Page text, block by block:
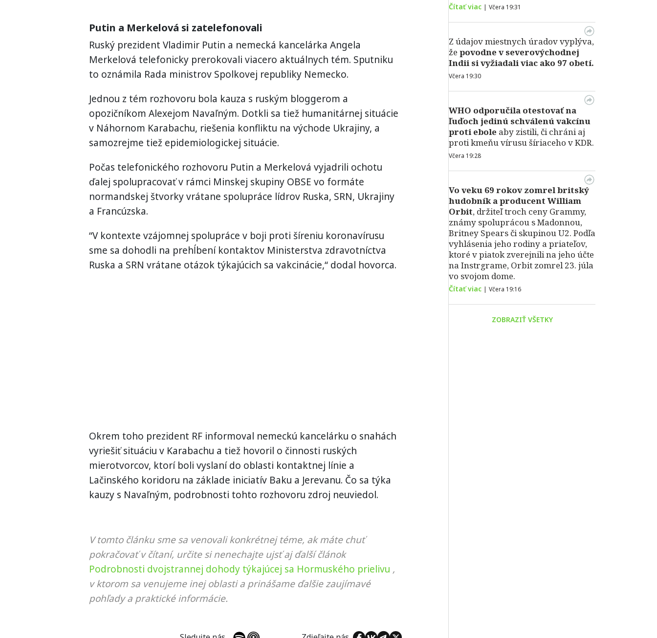
Putin a Merkelová si zatelefonovali
Ruský prezident Vladimir Putin a nemecká kancelárka Angela
Merkelová telefonicky prerokovali viacero aktuálnych tém. Sputniku
to oznámila Rada ministrov Spolkovej republiky Nemecko.
Jednou z tém rozhovoru bola kauza s ruským bloggerom a
opozičníkom Alexejom Navaľným. Dotkli sa tiež humanitárnej situácie
v Náhornom Karabachu, riešenia konfliktu na východe Ukrajiny, a
samozrejme tiež epidemiologickej situácie.
Počas telefonického rozhovoru Putin a Merkelová vyjadrili ochotu
ďalej spolupracovaťv rámci Minskej skupiny OBSE vo formáte
normandskej štvorkyvrátane spolupráce lídrov Ruska, SRN, Ukrajiny
a Francúzska.
“V kontexte vzájomnej spolupráce v boji proti šíreniu koronavírusu
sme sa dohodli na prehĺbení kontaktov Ministerstva zdravotníctva
Ruska a SRN vrátane otázok týkajúcich sa vakcinácie,“ dodal hovorca.
Okrem toho prezident RF informoval nemeckú kancelárku o snahách
vyriešiť situáciu v Karabachu a tiež hovoril o činnosti ruských
mierotvorcov, ktorí boli vyslaní do oblasti kontaktnej línie a
Lačinského koridoru na základe iniciatív Baku a Jerevanu. Čo sa týka
kauzy s Navaľným, podrobnosti tohto rozhovoru zdroj neuviedol.
V tomto článku sme sa venovali konkrétnej téme, ak máte chuť
pokračovať v čítaní, určite si nenechajte ujsť aj ďalší článok
Podrobnosti dvojstrannej dohody týkajúcej sa Hormuského prielivu ,
v ktorom sa venujeme inej oblasti a prinášame ďalšie zaujímavé
pohľady a praktické informácie.
Čítať viac | Včera 19:31
Z údajov miestnych úradov vyplýva,
že povodne v severovýchodnej
Indii si vyžiadali viac ako 97 obetí.
Včera 19:30
WHO odporučila otestovať na
ľuďoch jedinú schválenú vakcínu
proti ebole aby zistili, či chráni aj
proti kmeňu vírusu šíriaceho v KDR.
Včera 19:28
Vo veku 69 rokov zomrel britský
hudobník a producent William
Orbit, držiteľ troch ceny Grammy,
známy spoluprácou s Madonnou,
Britney Spears či skupinou U2. Podľa
vyhlásenia jeho rodiny a priateľov,
ktoré v piatok zverejnili na jeho účte
na Instrgrame, Orbit zomrel 23. júla
vo svojom dome.
Čítať viac | Včera 19:16
ZOBRAZIŤ VŠETKY